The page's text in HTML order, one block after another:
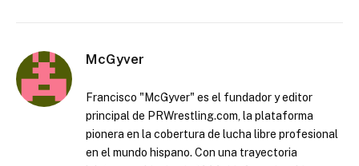
McGyver
Francisco "McGyver" es el fundador y editor
principal de PRWrestling.com, la plataforma
pionera en la cobertura de lucha libre profesional
en el mundo hispano. Con una trayectoria